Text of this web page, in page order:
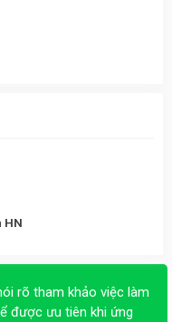
HN
rõ tham khảo việc làm
được ưu tiên khi ứng